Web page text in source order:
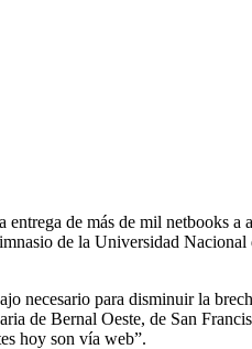
de más de mil netbooks a
de la Universidad
necesario para disminuir la
de Bernal Oeste, de San
hoy son vía web”.